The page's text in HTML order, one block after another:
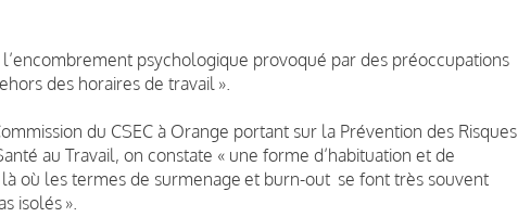
psychologique provoqué par des préoccupations
des horaires de travail ».
du CSEC à Orange portant sur la Prévention des Risques
au Travail, on constate « une forme d’habituation et de
où les termes de surmenage et burn-out se font très souvent
isolés ».